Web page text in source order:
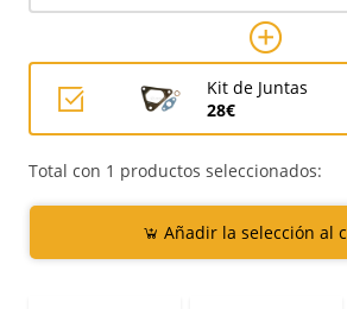
Kit de Juntas
28€
Total con 1 productos seleccionados:
Añadir la selección al